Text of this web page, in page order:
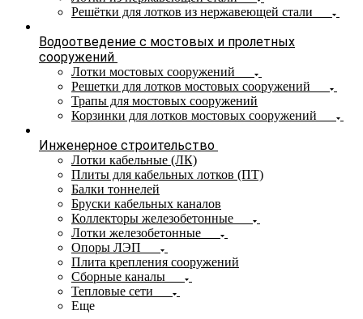
Решётки для лотков из нержавеющей стали
Водоотведение с мостовых и пролетных
сооружений
Лотки мостовых сооружений
Решетки для лотков мостовых сооружений
Трапы для мостовых сооружений
Корзинки для лотков мостовых сооружений
Инженерное строительство
Лотки кабельные (ЛК)
Плиты для кабельных лотков (ПТ)
Балки тоннелей
Бруски кабельных каналов
Коллекторы железобетонные
Лотки железобетонные
Опоры ЛЭП
Плита крепления сооружений
Сборные каналы
Тепловые сети
Еще